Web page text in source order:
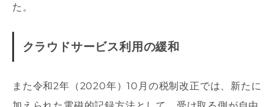
た。
クラウドサービス利用の緩和
また令和2年（2020年）10月の税制改正では、新たに